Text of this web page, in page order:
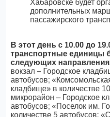
В этот день с 10.00 до
транспортные единицы
следующих
вокзал – Городское
автобусов;
кладбище» в количестве
микрорайон – Городское
автобусов; «Поселок им.
количестве 5 автобусов;